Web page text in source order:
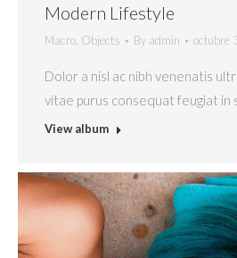
Modern Lifestyle
Macro Objects By admin octubre
Dolor a nisl ac nibh venenatis
vitae purus consequat feugiat in
View album